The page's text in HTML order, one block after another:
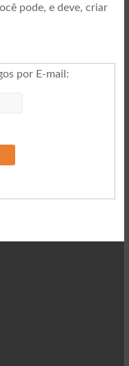
pode, e deve, criar
por E-mail: